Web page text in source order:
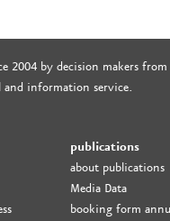
2004 by decision makers from
and information service.
publications
about publications
Media Data
booking form